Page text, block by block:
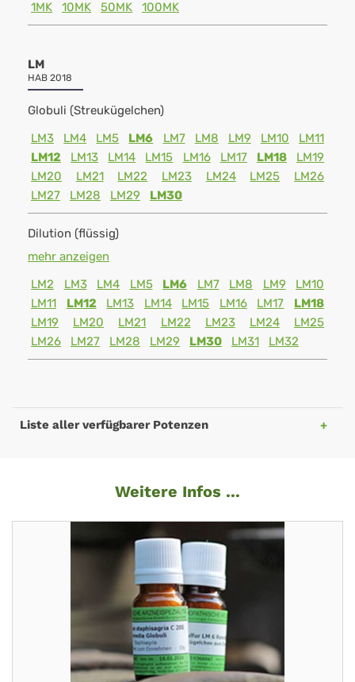
1MK
10MK 50MK 100MK
LM
HAB 2018
Globuli (Streukügelchen)
LM3
LM4 LM5 LM6 LM7 LM8 LM9 LM10
LM11
LM12
LM13 LM14 LM15 LM16 LM17 LM18
LM19
LM20
LM21 LM22 LM23 LM24 LM25
LM26
LM27
LM28 LM29 LM30
Dilution (flüssig)
mehr anzeigen
LM2
LM3 LM4 LM5 LM6 LM7 LM8 LM9
LM10
LM11
LM12 LM13 LM14 LM15 LM16 LM17
LM18
LM19
LM20 LM21 LM22 LM23 LM24
LM25
LM26
LM27 LM28 LM29 LM30 LM31 LM32
Liste aller verfügbarer Potenzen
Weitere Infos ...